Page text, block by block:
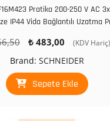
Pratika 200-250 V AC
IP44 Vida Bağlantılı Uzatma
Orijinal
fiyat:
₺ 966,50.
₺483,00
Şu
fiyat:
₺ 483,00.
(KDV Hariç)
Brand: SCHNEIDER
Sepete Ekle